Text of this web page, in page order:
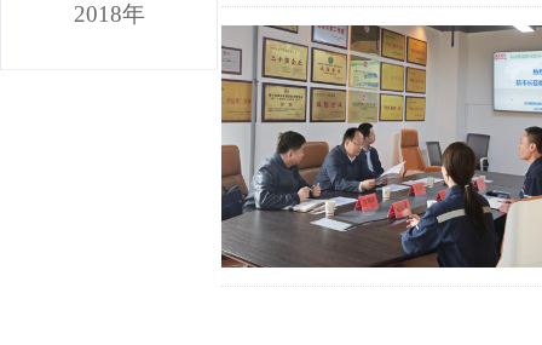
2018年